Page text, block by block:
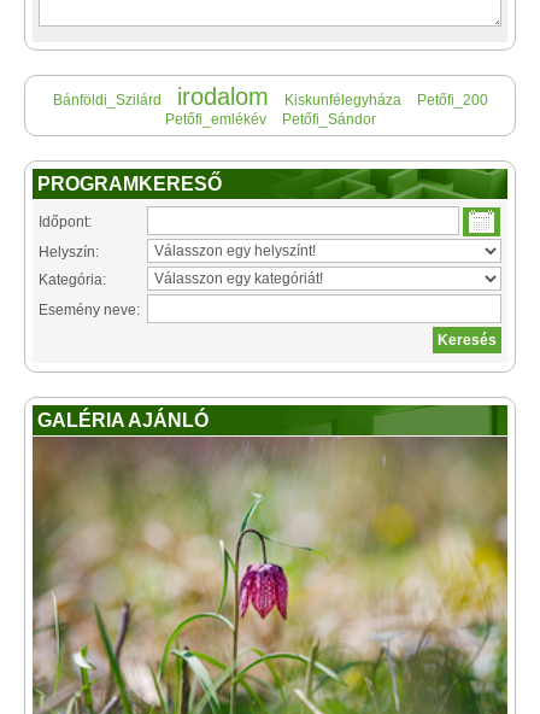
Bánföldi_Szilárd irodalom Kiskunfélegyháza
Petőfi_200
Petőfi_emlékév
Petőfi_Sándor
PROGRAMKERESŐ
Időpont:
Helyszín:
Kategória:
Esemény neve:
GALÉRIA AJÁNLÓ